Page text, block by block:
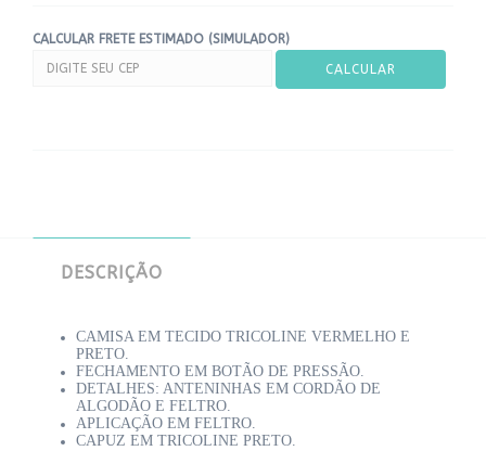
CALCULAR FRETE ESTIMADO (SIMULADOR)
DESCRIÇÃO
CAMISA EM TECIDO TRICOLINE VERMELHO E
PRETO.
FECHAMENTO EM BOTÃO DE PRESSÃO.
DETALHES: ANTENINHAS EM CORDÃO DE
ALGODÃO E FELTRO.
APLICAÇÃO EM FELTRO.
CAPUZ EM TRICOLINE PRETO.